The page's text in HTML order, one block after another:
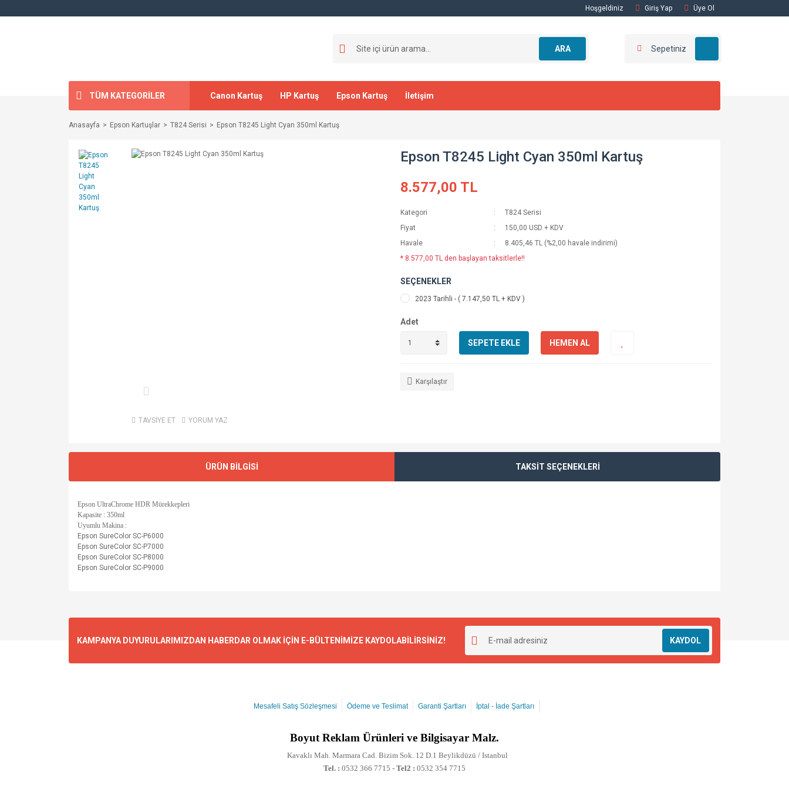
Hoşgeldiniz Giriş Yap Üye Ol
ARA Sepetiniz
TÜM KATEGORİLER Canon Kartuş HP Kartuş Epson Kartuş İletişim
Anasayfa Epson Kartuşlar T824 Serisi Epson T8245 Light Cyan 350ml Kartuş
TAVSİYE ET YORUM YAZ
Epson T8245 Light Cyan 350ml Kartuş
8.577,00 TL
Kategori
T824 Serisi
Fiyat
150,00 USD + KDV
Havale
8.405,46 TL (%2,00 havale indirimi)
* 8.577,00 TL den başlayan taksitlerle!!
SEÇENEKLER
2023 Tarihli - ( 7.147,50 TL + KDV )
Adet
SEPETE EKLE HEMEN AL
Karşılaştır
ÜRÜN BİLGİSİ TAKSİT SEÇENEKLERİ
Epson UltraChrome HDR Mürekkepleri
Kapasite : 350ml
Uyumlu Makina :
Epson SureColor SC-P6000
Epson SureColor SC-P7000
Epson SureColor SC-P8000
Epson SureColor SC-P9000
KAMPANYA DUYURULARIMIZDAN HABERDAR OLMAK İÇİN E-BÜLTENİMİZE KAYDOLABİLİRSİNİZ! KAYDOL
Mesafeli Satış Sözleşmesi Ödeme ve Teslimat Garanti Şartları İptal - İade Şartları
Boyut Reklam Ürünleri ve Bilgisayar Malz.
Kavaklı Mah. Marmara Cad. Bizim Sok. 12 D.1 Beylikdüzü / Istanbul
Tel. : 0532 366 7715 - Tel2 : 0532 354 7715